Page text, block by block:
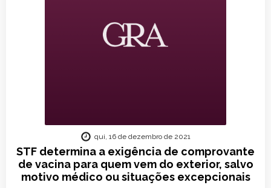
STF determina a exigência de comprovante
de vacina para quem vem do exterior, salvo
motivo médico ou situações excepcionais
qui, 16 de dezembro de 2021